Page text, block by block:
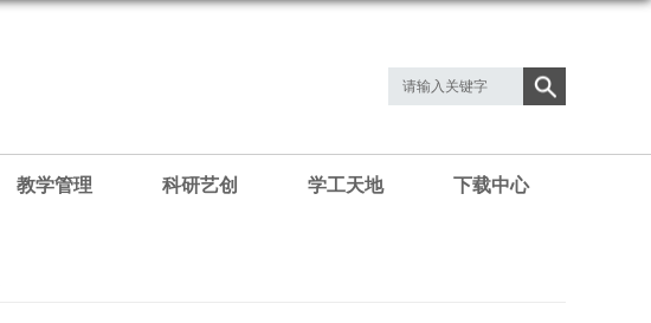
教学管理 科研艺创 学工天地 下载中心